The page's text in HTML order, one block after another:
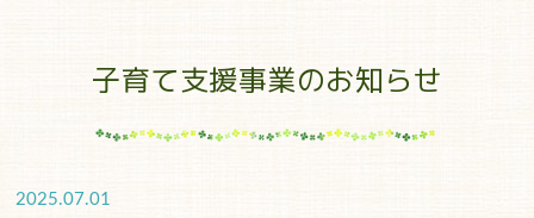
子育て支援事業のお知らせ
2025.07.01